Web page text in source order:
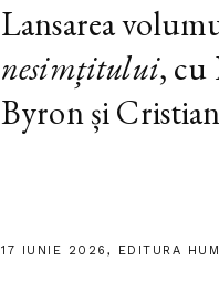
Lansarea
nesimțitului, cu
Byron și
17 IUNIE 2026, EDITURA